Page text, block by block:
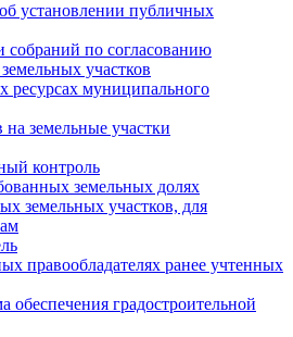
установлении публичных
по согласованию
участков
ресурсах муниципального
земельные участки
контроль
земельных долях
земельных участков, для
правообладателях ранее учтенных
градостроительной